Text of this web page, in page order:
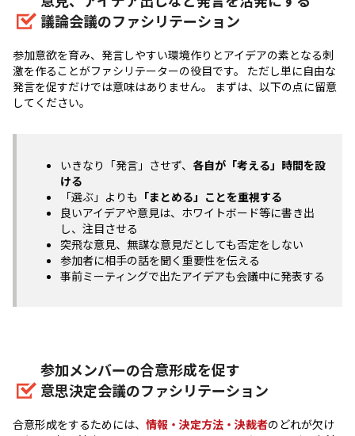
議論会議のファシリテーション
参加意欲を育み、発言しやすい環境作りとアイデアの素となる刺
激を作ることがファシリテーターの役目です。 ただし単に自由な
発言を促すだけでは意味はありません。 まずは、以下の点に留意
してください。
いきなり「発言」させず、 各自が「考える」時間を設
ける
「選ぶ」よりも 「まとめる」ことを重視する
良いアイデアや意見は、ホワイトボード等に書き出
し、注目させる
突飛な意見、無謀な意見だとしても否定をしない
参加者に相手の話を聞く重要性を伝える
事前ミーティングで出たアイデアも会議中に発表する
参加メンバーの合意形成を促す
意思決定会議のファシリテーション
合意形成をするためには、 情報・決定方法・決裁者のどれが欠け